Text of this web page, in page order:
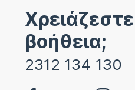
Χρειάζεστε
βοήθεια;
2312 134 130